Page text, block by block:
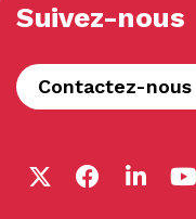
Suivez-nous
Contactez-nous